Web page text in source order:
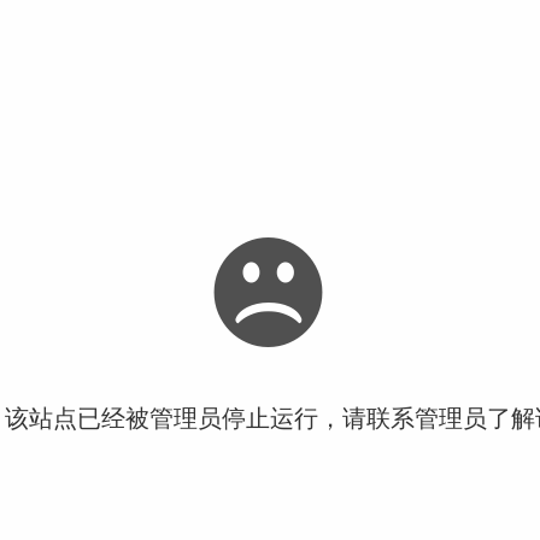
站点已经被管理员停止运行，请联系管理员了